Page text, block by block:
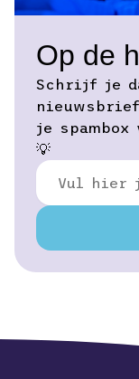
Op de
Schrijf je
je
💡